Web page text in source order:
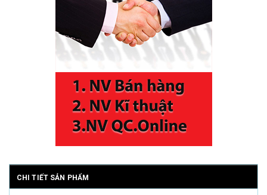
CHI TIẾT SẢN PHẨM